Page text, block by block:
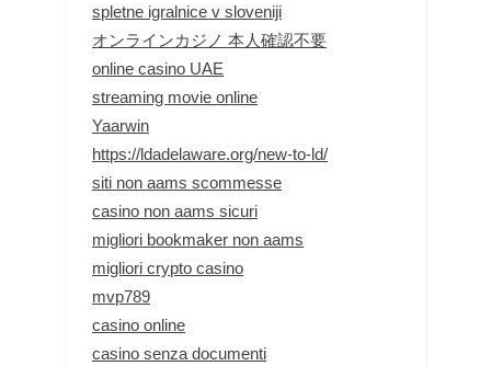
spletne igralnice v sloveniji
オンラインカジノ 本人確認不要
online casino UAE
streaming movie online
Yaarwin
https://ldadelaware.org/new-to-ld/
siti non aams scommesse
casino non aams sicuri
migliori bookmaker non aams
migliori crypto casino
mvp789
casino online
casino senza documenti